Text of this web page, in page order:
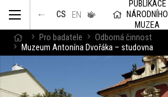
CS EN
v českém
jazyce
PUBLIKACE
NÁRODNÍHO
MUZEA
Pro badatele
Odborná činnost
Muzeum Antonína Dvořáka – studovna